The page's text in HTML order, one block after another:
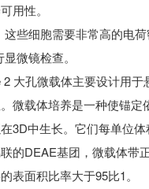
用性。
些细胞需要非常高的电
微镜检查。
大孔微载体主要设计用
微载体培养是一种使锚
3D中生长。它们每单位
的DEAE基团，微载体带
表面积比率大于95比1。